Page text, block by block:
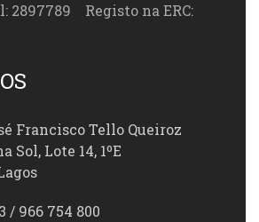
2897789 Registo na ERC:
Francisco Tello Queiroz
Sol, Lote 14, 1ºE
/ 966 754 800